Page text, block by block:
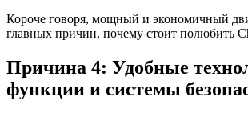
Короче говоря, мощный и экономичный
главных причин, почему стоит полюбить
Причина 4: Удобные
функции и системы